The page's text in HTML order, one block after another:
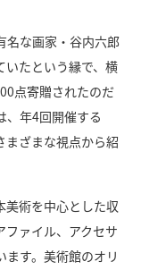
名な画家・谷内六郎
いたという縁で、横
点寄贈されたのだ
、年4回開催する
まざまな視点から紹
美術を中心とした収
ァイル、アクセサ
ます。美術館のオリ